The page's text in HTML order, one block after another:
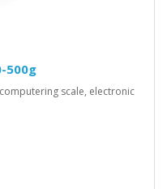
500g
scale, electronic